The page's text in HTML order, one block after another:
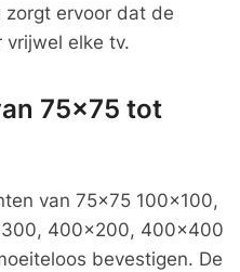
zorgt ervoor dat de
vrijwel elke tv.
75×75 tot
van 75×75 100×100,
400×200, 400×400
bevestigen. De